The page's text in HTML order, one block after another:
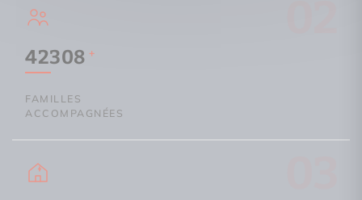
42308 +
FAMILLES
ACCOMPAGNÉES